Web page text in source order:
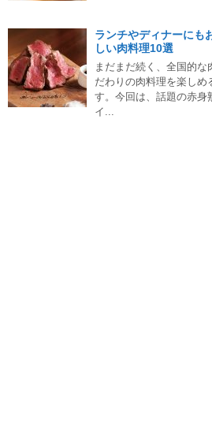
ランチやディナーにも
しい肉料理10選
まだまだ続く、全国的な
だわりの肉料理を楽しめ
す。今回は、話題の赤身
イ...